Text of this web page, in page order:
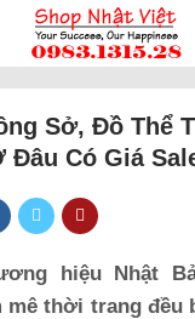
Sở, Đồ Thể
Đâu Có Giá
hiệu Nhật
mê thời trang đều